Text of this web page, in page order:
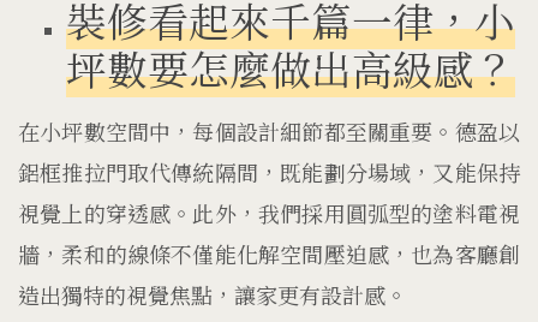
裝修看起來千篇一律，小
坪數要怎麼做出高級感？
在小坪數空間中，每個設計細節都至關重要。德盈以
鋁框推拉門取代傳統隔間，既能劃分場域，又能保持
視覺上的穿透感。此外，我們採用圓弧型的塗料電視
牆，柔和的線條不僅能化解空間壓迫感，也為客廳創
造出獨特的視覺焦點，讓家更有設計感。